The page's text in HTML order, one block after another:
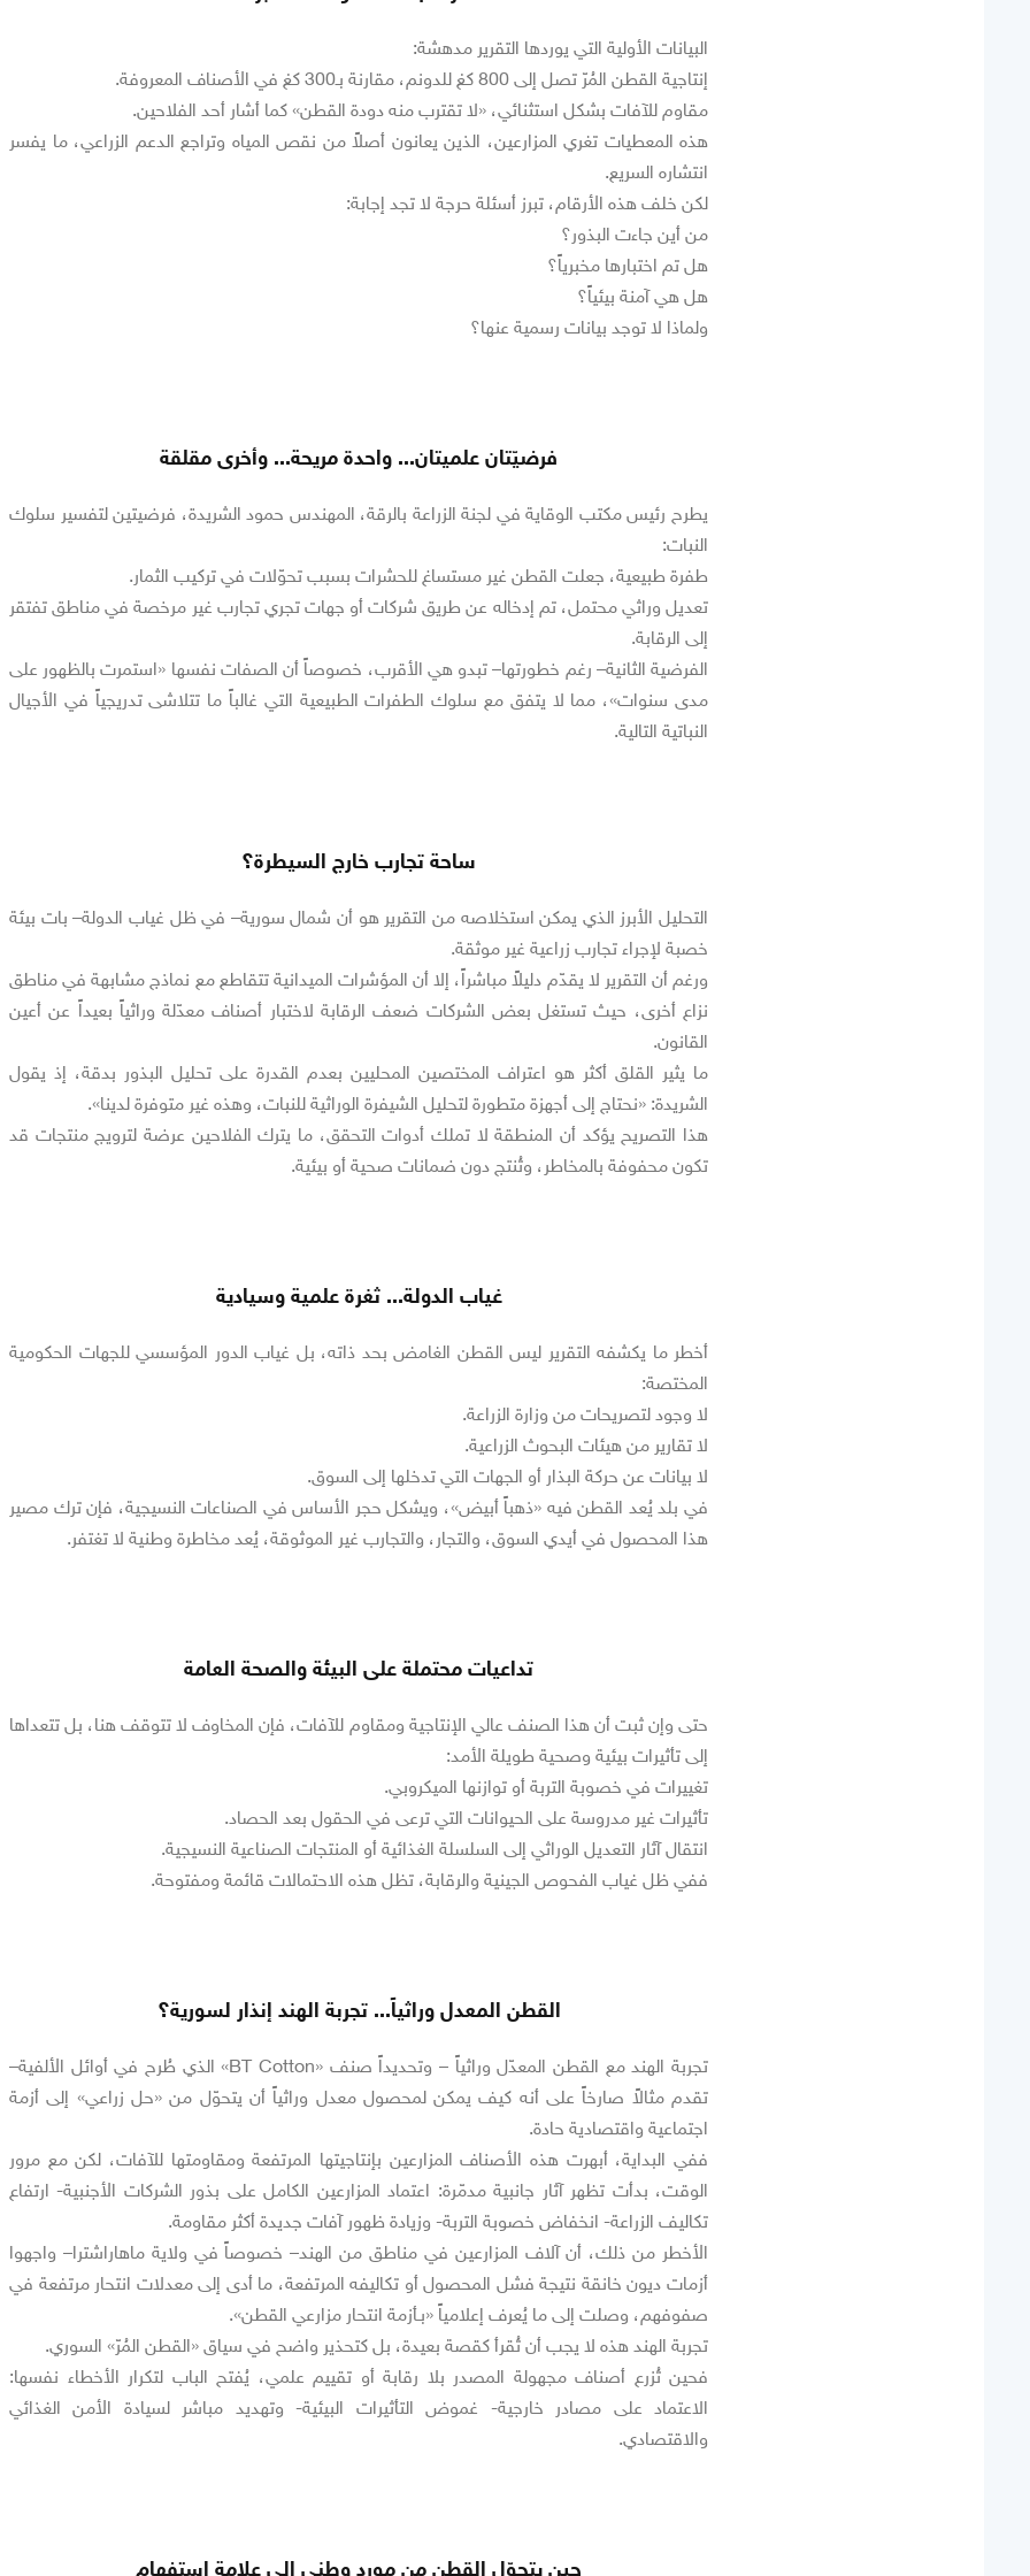
البيانات الأولية التي يوردها التقرير مدهشة:
إنتاجية القطن المُرّ تصل إلى 800 كغ للدونم، مقارنة بـ300 كغ في الأصناف المعروفة.
مقاوم للآفات بشكل استثنائي، «لا تقترب منه دودة القطن» كما أشار أحد الفلاحين.
هذه المعطيات تغري المزارعين، الذين يعانون أصلاً من نقص المياه وتراجع الدعم الزراعي، ما يفسر
انتشاره السريع.
لكن خلف هذه الأرقام، تبرز أسئلة حرجة لا تجد إجابة:
من أين جاءت البذور؟
هل تم اختبارها مخبرياً؟
هل هي آمنة بيئياً؟
ولماذا لا توجد بيانات رسمية عنها؟
فرضيّتان علميتان... واحدة مريحة... وأخرى مقلقة
يطرح رئيس مكتب الوقاية في لجنة الزراعة بالرقة، المهندس حمود الشريدة، فرضيتين لتفسير سلوك
النبات:
طفرة طبيعية، جعلت القطن غير مستساغ للحشرات بسبب تحوّلات في تركيب الثمار.
تعديل وراثي محتمل، تم إدخاله عن طريق شركات أو جهات تجري تجارب غير مرخصة في مناطق تفتقر
إلى الرقابة.
الفرضية الثانية– رغم خطورتها– تبدو هي الأقرب، خصوصاً أن الصفات نفسها «استمرت بالظهور على
مدى سنوات»، مما لا يتفق مع سلوك الطفرات الطبيعية التي غالباً ما تتلاشى تدريجياً في الأجيال
النباتية التالية.
ساحة تجارب خارج السيطرة؟
التحليل الأبرز الذي يمكن استخلاصه من التقرير هو أن شمال سورية– في ظل غياب الدولة– بات بيئة
خصبة لإجراء تجارب زراعية غير موثقة.
ورغم أن التقرير لا يقدّم دليلاً مباشراً، إلا أن المؤشرات الميدانية تتقاطع مع نماذج مشابهة في مناطق
نزاع أخرى، حيث تستغل بعض الشركات ضعف الرقابة لاختبار أصناف معدّلة وراثياً بعيداً عن أعين
القانون.
ما يثير القلق أكثر هو اعتراف المختصين المحليين بعدم القدرة على تحليل البذور بدقة، إذ يقول
الشريدة: «نحتاج إلى أجهزة متطورة لتحليل الشيفرة الوراثية للنبات، وهذه غير متوفرة لدينا».
هذا التصريح يؤكد أن المنطقة لا تملك أدوات التحقق، ما يترك الفلاحين عرضة لترويج منتجات قد
تكون محفوفة بالمخاطر، وتُنتج دون ضمانات صحية أو بيئية.
غياب الدولة... ثغرة علمية وسيادية
أخطر ما يكشفه التقرير ليس القطن الغامض بحد ذاته، بل غياب الدور المؤسسي للجهات الحكومية
المختصة:
لا وجود لتصريحات من وزارة الزراعة.
لا تقارير من هيئات البحوث الزراعية.
لا بيانات عن حركة البذار أو الجهات التي تدخلها إلى السوق.
في بلد يُعد القطن فيه «ذهباً أبيض»، ويشكل حجر الأساس في الصناعات النسيجية، فإن ترك مصير
هذا المحصول في أيدي السوق، والتجار، والتجارب غير الموثوقة، يُعد مخاطرة وطنية لا تغتفر.
تداعيات محتملة على البيئة والصحة العامة
حتى وإن ثبت أن هذا الصنف عالي الإنتاجية ومقاوم للآفات، فإن المخاوف لا تتوقف هنا، بل تتعداها
إلى تأثيرات بيئية وصحية طويلة الأمد:
تغييرات في خصوبة التربة أو توازنها الميكروبي.
تأثيرات غير مدروسة على الحيوانات التي ترعى في الحقول بعد الحصاد.
انتقال آثار التعديل الوراثي إلى السلسلة الغذائية أو المنتجات الصناعية النسيجية.
ففي ظل غياب الفحوص الجينية والرقابة، تظل هذه الاحتمالات قائمة ومفتوحة.
القطن المعدل وراثياً... تجربة الهند إنذار لسورية؟
تجربة الهند مع القطن المعدّل وراثياً – وتحديداً صنف «BT Cotton» الذي طُرح في أوائل الألفية–
تقدم مثالاً صارخاً على أنه كيف يمكن لمحصول معدل وراثياً أن يتحوّل من «حل زراعي» إلى أزمة
اجتماعية واقتصادية حادة.
ففي البداية، أبهرت هذه الأصناف المزارعين بإنتاجيتها المرتفعة ومقاومتها للآفات، لكن مع مرور
الوقت، بدأت تظهر آثار جانبية مدمّرة: اعتماد المزارعين الكامل على بذور الشركات الأجنبية- ارتفاع
تكاليف الزراعة- انخفاض خصوبة التربة- وزيادة ظهور آفات جديدة أكثر مقاومة.
الأخطر من ذلك، أن آلاف المزارعين في مناطق من الهند– خصوصاً في ولاية ماهاراشترا– واجهوا
أزمات ديون خانقة نتيجة فشل المحصول أو تكاليفه المرتفعة، ما أدى إلى معدلات انتحار مرتفعة في
صفوفهم، وصلت إلى ما يُعرف إعلامياً «بـأزمة انتحار مزارعي القطن».
تجربة الهند هذه لا يجب أن تُقرأ كقصة بعيدة، بل كتحذير واضح في سياق «القطن المُرّ» السوري.
فحين تُزرع أصناف مجهولة المصدر بلا رقابة أو تقييم علمي، يُفتح الباب لتكرار الأخطاء نفسها:
الاعتماد على مصادر خارجية- غموض التأثيرات البيئية- وتهديد مباشر لسيادة الأمن الغذائي
والاقتصادي.
حين يتحوّل القطن من مورد وطني إلى علامة استفهام